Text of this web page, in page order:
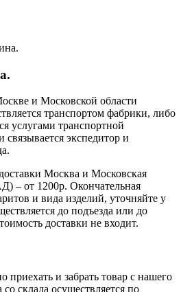
и Московской области
транспортом фабрики, либо
услугами транспортной
экспедитор и
Москва и Московская
– от 1200р. Окончательная
и вида изделий, уточняйте у
до подъезда или до
доставки не входит.
приехать и забрать товар с нашего
склада осуществляется по